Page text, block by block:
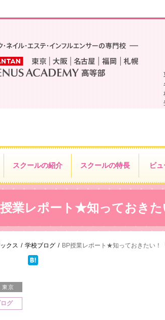
スクールの紹介 スクールの特長 ビ
業レポート★知っておき
クス / 学校ブログ / BP授業レポート★知っておきたい！
東京
グ